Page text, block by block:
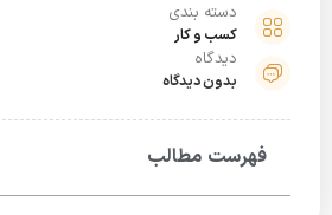
دسته بندی
کسب و کار
دیدگاه
بدون دیدگاه
فهرست مطالب